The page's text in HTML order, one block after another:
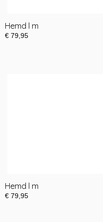
Hemd l m
€ 79,95
Hemd l m
€ 79,95